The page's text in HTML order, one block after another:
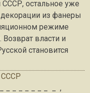
остальное уже
из фанеры
режиме
Возврат власти и
становится
СССР
_ _ _ _ _ _ _ _ ,